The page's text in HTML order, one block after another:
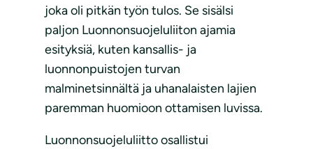
joka oli pitkän työn tulos. Se sisälsi
paljon Luonnonsuojeluliiton ajamia
esityksiä, kuten kansallis- ja
luonnonpuistojen turvan
malminetsinnältä ja uhanalaisten lajien
paremman huomioon ottamisen luvissa.
Luonnonsuojeluliitto osallistui